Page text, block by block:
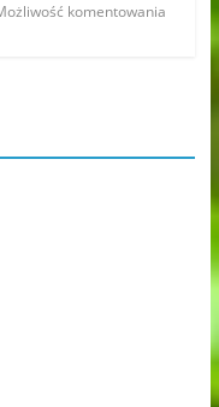
komentowania